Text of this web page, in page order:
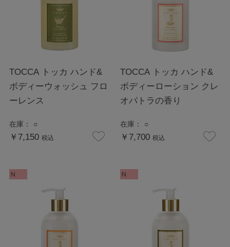
TOCCA トッカ ハンド&
ボディーウォッシュ フロ
ーレンス
在庫： ○
￥7,150 税込
TOCCA トッカ ハンド&
ボディーローション クレ
オパトラの香り
在庫： ○
￥7,700 税込